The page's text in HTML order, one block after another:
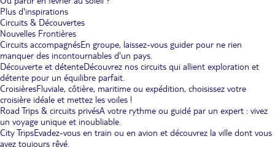
Plus d'inspirations
Circuits & Découvertes
Nouvelles Frontières
Circuits accompagnésEn groupe, laissez-vous guider pour ne rien
manquer des incontournables d'un pays.
Découverte et détenteDécouvrez nos circuits qui allient exploration et
détente pour un équilibre parfait.
CroisièresFluviale, côtière, maritime ou expédition, choisissez votre
croisière idéale et mettez les voiles !
Road Trips & circuits privésA votre rythme ou guidé par un expert : vivez
un voyage unique et inoubliable.
City TripsEvadez-vous en train ou en avion et découvrez la ville dont vous
avez toujours rêvé.